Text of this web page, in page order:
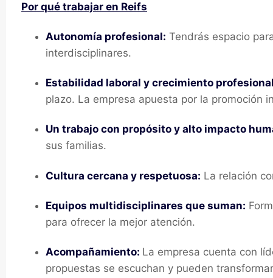
Por qué trabajar en Reifs
Autonomía profesional: Tendrás espacio
Estabilidad laboral y crecimiento
plazo. La empresa apuesta por la promoción
Un trabajo con propósito y alto impacto
sus familias.
Cultura cercana y respetuosa: La relación
Equipos multidisciplinares que suman:
para ofrecer la mejor atención.
Acompañamiento: La empresa cuenta con
propuestas se escuchan y pueden